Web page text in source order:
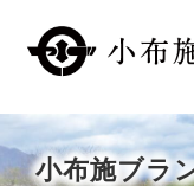
小布施ブラ